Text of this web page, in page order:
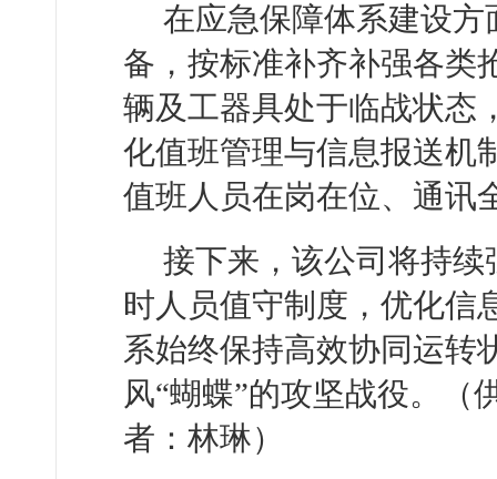
在应急保障体系建设
备，按标准补齐补强各类
辆及工器具处于临战状态
化值班管理与信息报送机
值班人员在岗在位、通讯
接下来，该公司将持
时人员值守制度，优化信
系始终保持高效协同运转
风“蝴蝶”的攻坚战役。（
者：林琳）